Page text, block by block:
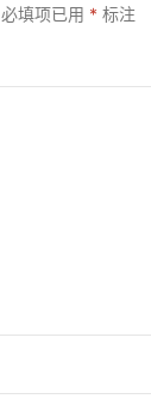
必填项已用 * 标注